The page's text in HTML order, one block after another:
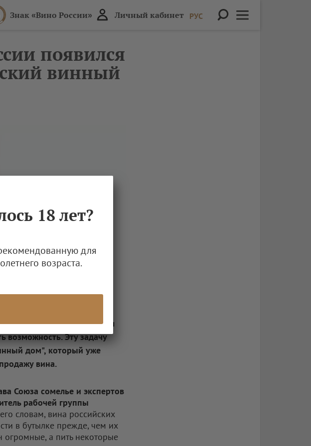
Знак «Вино России» Личный кабинет РУС
появился
винный
проявить характер – для
возможность. Эту задачу
дом", который уже
вина.
Союза сомелье и экспертов
рабочей группы
словам, вина российских
в бутылке прежде, чем их
огромные, а пить некоторые
18 лет?
для
возраста.